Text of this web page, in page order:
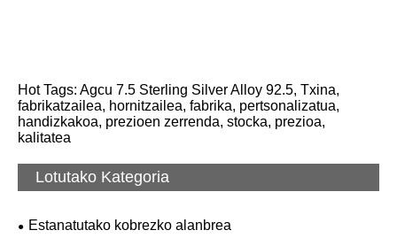
Hot Tags: Agcu 7.5 Sterling Silver Alloy 92.5, Txina,
fabrikatzailea, hornitzailea, fabrika, pertsonalizatua,
handizkakoa, prezioen zerrenda, stocka, prezioa,
kalitatea
Lotutako Kategoria
Estanatutako kobrezko alanbrea